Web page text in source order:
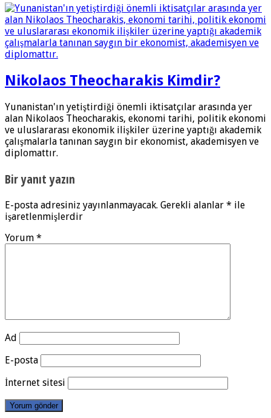
Nikolaos Theocharakis Kimdir?
Yunanistan'ın yetiştirdiği önemli iktisatçılar arasında yer
alan Nikolaos Theocharakis, ekonomi tarihi, politik ekonomi
ve uluslararası ekonomik ilişkiler üzerine yaptığı akademik
çalışmalarla tanınan saygın bir ekonomist, akademisyen ve
diplomattır.
Bir yanıt yazın
E-posta adresiniz yayınlanmayacak. Gerekli alanlar * ile
işaretlenmişlerdir
Yorum *
Ad
E-posta
İnternet sitesi